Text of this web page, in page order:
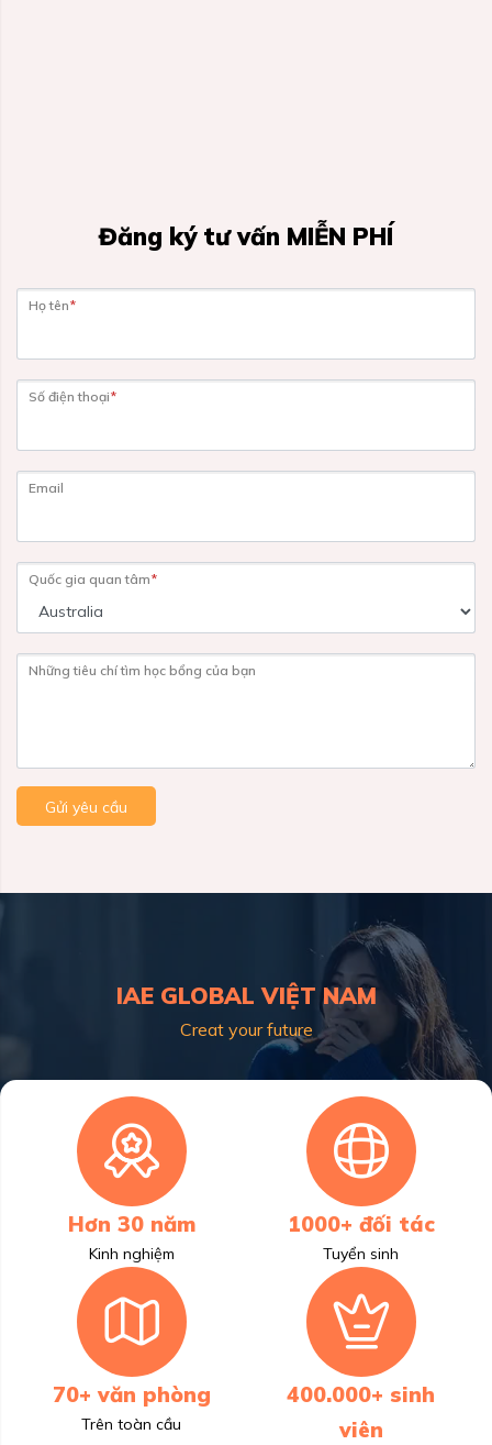
Đăng ký tư vấn MIỄN PHÍ
Họ tên*
Số điện thoại*
Email
Quốc gia quan tâm*
Những tiêu chí tìm học bổng của bạn
Gửi yêu cầu
IAE GLOBAL VIỆT NAM
Creat your future
Hơn 30 năm
Kinh nghiệm
1000+ đối tác
Tuyển sinh
70+ văn phòng
Trên toàn cầu
400.000+ sinh
viên